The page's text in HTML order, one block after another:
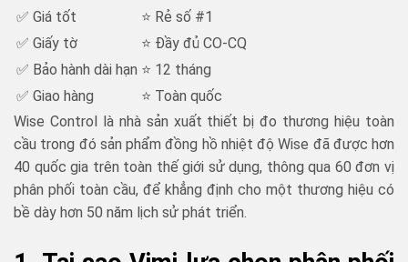
✅ Giá tốt
⭐ Rẻ số #1
✅ Giấy tờ
⭐ Đầy đủ CO-CQ
✅ Bảo hành dài hạn ⭐ 12 tháng
✅ Giao hàng
⭐ Toàn quốc
Wise Control là nhà sản xuất thiết bị đo thương hiệu toàn
cầu trong đó sản phẩm đồng hồ nhiệt độ Wise đã được hơn
40 quốc gia trên toàn thế giới sử dụng, thông qua 60 đơn vị
phân phối toàn cầu, để khẳng định cho một thương hiệu có
bề dày hơn 50 năm lịch sử phát triển.